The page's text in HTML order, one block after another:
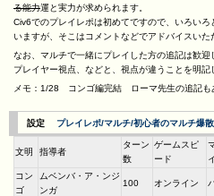
る能力運と実力が求められます。
Civ6でのプレイレポは初めてですので、いろい
いますが、そこはコメントなどでアドバイスいた
なお、マルチで一緒にプレイした方の追記は歓
プレイヤー視点、などと、視点が違うことを明記
メモ：1/28 コンゴ編完結 ローマ先生の追記も
設定 プレイレポ/マルチ/初心者のマルチ爆
文明 指導者
ターン
数
ゲームスピ
ード
コン
ゴ
ムベンバ・ア・ンジ
ンガ
100 オンライン